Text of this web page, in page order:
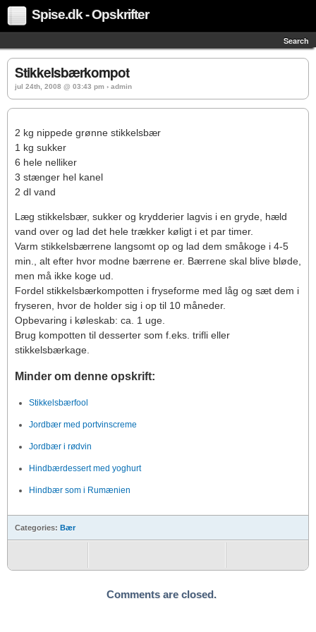
Spise.dk - Opskrifter
Search
Stikkelsbærkompot
jul 24th, 2008 @ 03:43 pm › admin
2 kg nippede grønne stikkelsbær
1 kg sukker
6 hele nelliker
3 stænger hel kanel
2 dl vand
Læg stikkelsbær, sukker og krydderier lagvis i en gryde, hæld
vand over og lad det hele trækker køligt i et par timer.
Varm stikkelsbærrene langsomt op og lad dem småkoge i 4-5
min., alt efter hvor modne bærrene er. Bærrene skal blive bløde,
men må ikke koge ud.
Fordel stikkelsbærkompotten i fryseforme med låg og sæt dem i
fryseren, hvor de holder sig i op til 10 måneder.
Opbevaring i køleskab: ca. 1 uge.
Brug kompotten til desserter som f.eks. trifli eller
stikkelsbærkage.
Minder om denne opskrift:
Stikkelsbærfool
Jordbær med portvinscreme
Jordbær i rødvin
Hindbærdessert med yoghurt
Hindbær som i Rumænien
Categories: Bær
Comments are closed.